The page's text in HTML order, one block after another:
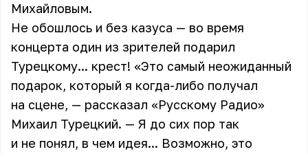
Михайловым.
Не обошлось и без казуса — во время
концерта один из зрителей подарил
Турецкому... крест! «Это самый неожиданный
подарок, который я когда-либо получал
на сцене, — рассказал «Русскому Радио»
Михаил Турецкий. — Я до сих пор так
и не понял, в чем идея... Возможно, это